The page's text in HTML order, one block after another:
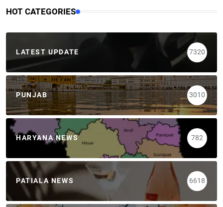
HOT CATEGORIES
LATEST UPDATE 7320
PUNJAB 3010
HARYANA NEWS 782
PATIALA NEWS 6618